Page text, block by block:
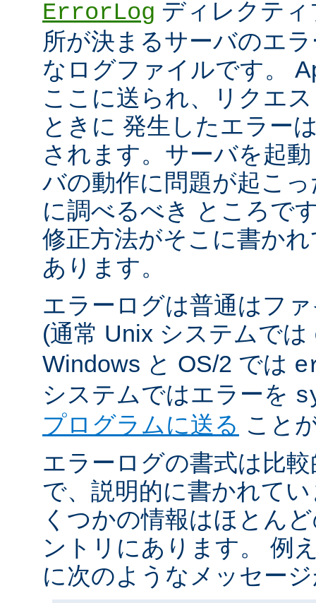
ErrorLog ディレクテ
所が決まるサーバのエ
なログファイルです。
ここに送られ、リクエ
ときに 発生したエラー
されます。サーバを起
バの動作に問題が起こ
に調べるべき ところで
修正方法がそこに書か
あります。
エラーログは普通はフ
(通常 Unix システムでは
Windows と OS/2 では
システムではエラーを
プログラムに送る こと
エラーログの書式は比
で、説明的に書かれて
くつかの情報はほとん
ントリにあります。 例
に次のようなメッセー